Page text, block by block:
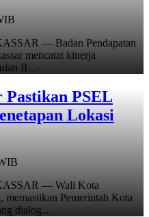
— Badan Pendapatan
mencatat kinerja
II…
Pastikan PSEL
Lokasi
— Wali Kota
Pemerintah Kota
dialog…